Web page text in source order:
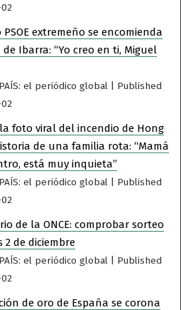
extremeño se encomienda
Ibarra: “Yo creo en ti, Miguel
el periódico global
Published
foto viral del incendio de Hong
de una familia rota: “Mamá
está muy inquieta”
el periódico global
Published
de la ONCE: comprobar sorteo
2 de diciembre
el periódico global
Published
de oro de España se corona